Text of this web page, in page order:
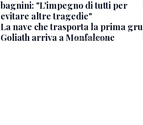
bagnini: "L'impegno di tutti per
evitare altre tragedie"
La nave che trasporta la prima gru
Goliath arriva a Monfalcone